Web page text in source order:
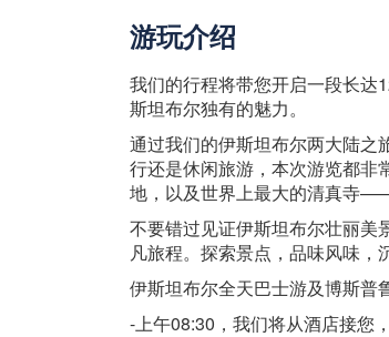
游玩介绍
我们的行程将带您开启一段长达
斯坦布尔独有的魅力。
通过我们的伊斯坦布尔两大陆之
行还是休闲旅游，本次游览都非
地，以及世界上最大的清真寺
不要错过见证伊斯坦布尔壮丽美
凡旅程。探索景点，品味风味
伊斯坦布尔全天巴士游及博斯普
-上午08:30，我们将从酒店接您